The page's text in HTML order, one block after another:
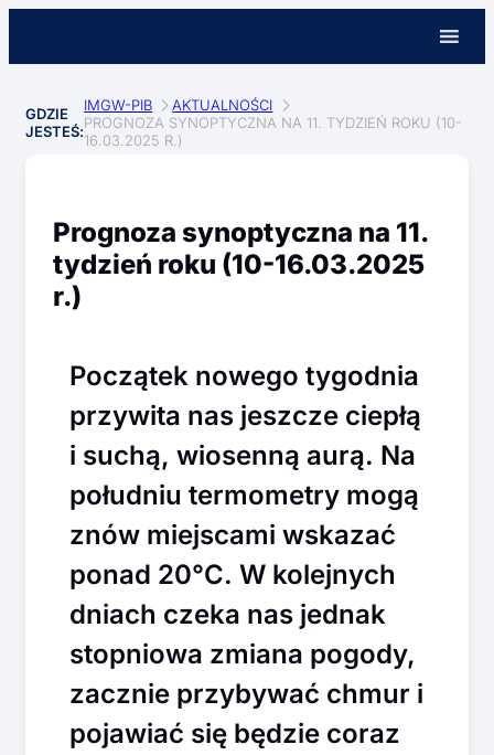
GDZIE
JESTEŚ:
IMGW-PIB
AKTUALNOŚCI
PROGNOZA SYNOPTYCZNA NA 11. TYDZIEŃ ROKU (10-
16.03.2025 R.)
Prognoza synoptyczna na 11.
tydzień roku (10-16.03.2025
r.)
Początek nowego tygodnia
przywita nas jeszcze ciepłą
i suchą, wiosenną aurą. Na
południu termometry mogą
znów miejscami wskazać
ponad 20°C. W kolejnych
dniach czeka nas jednak
stopniowa zmiana pogody,
zacznie przybywać chmur i
pojawiać się będzie coraz